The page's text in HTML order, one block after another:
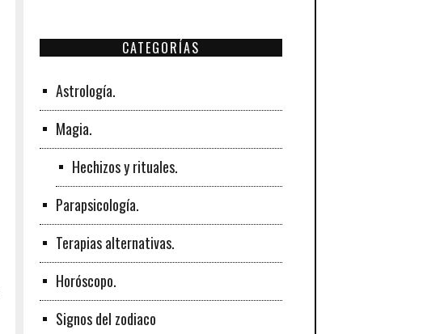
CATEGORÍAS
Astrología.
Magia.
Hechizos y rituales.
Parapsicología.
Terapias alternativas.
Horóscopo.
Signos del zodiaco